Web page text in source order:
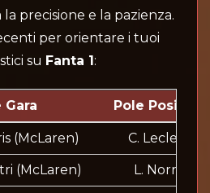
precisione e la pazienza.
per orientare i tuoi
su Fanta 1 :
Pole Position
(McLaren) C. Leclerc
(McLaren) L. Norris